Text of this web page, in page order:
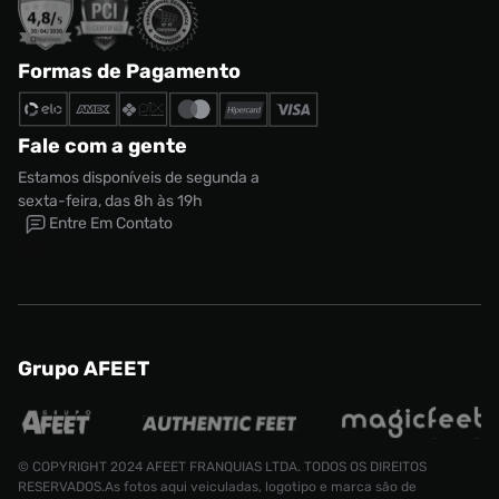
Formas de Pagamento
Fale com a gente
Estamos disponíveis de segunda a
sexta-feira, das 8h às 19h
Entre Em Contato
Grupo AFEET
© COPYRIGHT 2024 AFEET FRANQUIAS LTDA. TODOS OS DIREITOS
RESERVADOS.As fotos aqui veiculadas, logotipo e marca são de